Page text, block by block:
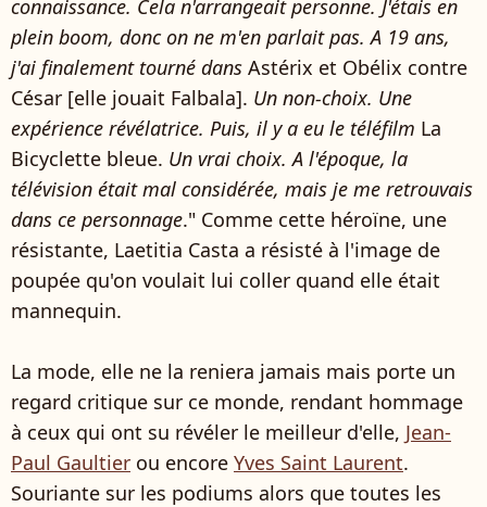
connaissance. Cela n'arrangeait personne. J'étais en
plein boom, donc on ne m'en parlait pas. A 19 ans,
j'ai finalement tourné dans Astérix et Obélix contre
César [elle jouait Falbala]. Un non-choix. Une
expérience révélatrice. Puis, il y a eu le téléfilm La
Bicyclette bleue. Un vrai choix. A l'époque, la
télévision était mal considérée, mais je me retrouvais
dans ce personnage." Comme cette héroïne, une
résistante, Laetitia Casta a résisté à l'image de
poupée qu'on voulait lui coller quand elle était
mannequin.
La mode, elle ne la reniera jamais mais porte un
regard critique sur ce monde, rendant hommage
à ceux qui ont su révéler le meilleur d'elle, Jean-
Paul Gaultier ou encore Yves Saint Laurent.
Souriante sur les podiums alors que toutes les